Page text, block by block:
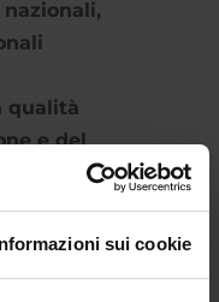
sui cookie
qualità
e del
pubblicità,